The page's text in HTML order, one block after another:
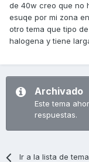
de 40w creo que no
esuqe por mi zona
otro tema que tipo
halogena y tiene
Archivado
Este tema
respuestas.
Ir a la lista de